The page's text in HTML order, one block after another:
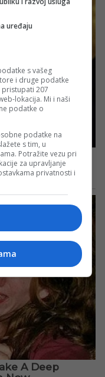
uređaju
s vašeg
i druge podatke
207
lokacija. Mi i naši
podatke o
podatke na
s tim, u
Potražite vezu pri
za upravljanje
privatnosti i